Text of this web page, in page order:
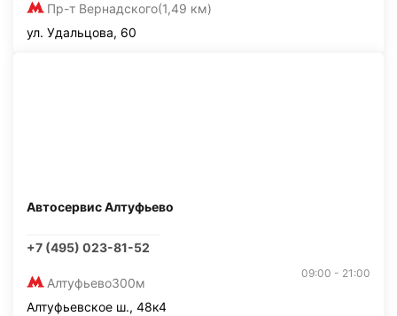
Пр-т Вернадского(1,49 км)
ул. Удальцова, 60
Автосервис Алтуфьево
+7 (495) 023-81-52
Алтуфьево300м
09:00 - 21:00
Алтуфьевское ш., 48к4